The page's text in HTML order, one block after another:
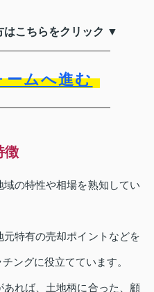
こちらをクリック ▼
ームへ進む
徴
の特性や相場を熟知してい
特有の売却ポイントなどを
ングに役立てています。
れば、土地柄に合った、顧